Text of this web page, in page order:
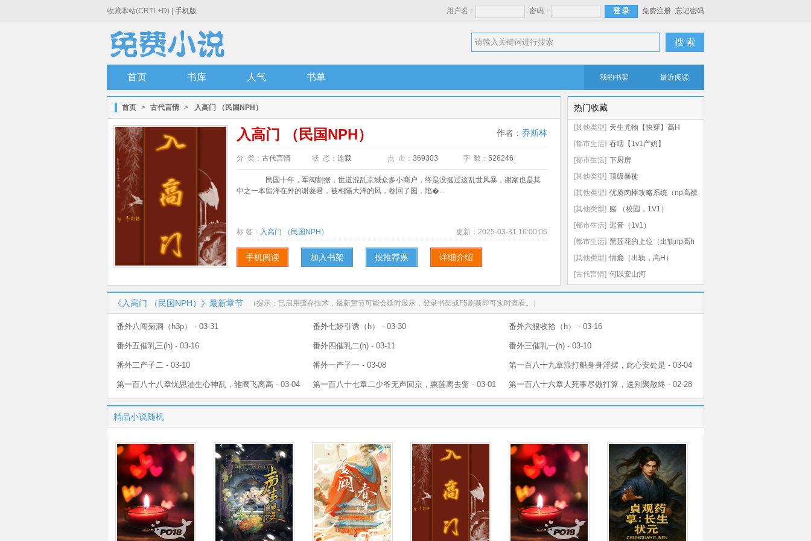
收藏本站(CRTL+D) | 手机版 用户名： 密码： 免费注册 忘记密码
搜 索
首页 书库 人气 书单 我的书架 最近阅读
首页 > 古代言情 > 入高门 （民国NPH）
入高门 （民国NPH） 作者： 乔斯林
分 类： 古代言情 状 态： 连载 点 击： 369303 字 数： 526246
民国十年，军阀割据，世道混乱京城众多小商户，终是没挺过这乱世风暴，谢家也是其
中之一本留洋在外的谢菱君，被相隔大洋的风，卷回了国，陷�...
标 签： 入高门 （民国NPH） 更新： 2025-03-31 16:00:05
手机阅读 加入书架 投推荐票 详细介绍
热门收藏
[其他类型] 天生尤物【快穿】高H
[都市生活] 吞咽【1v1产奶】
[都市生活] 下厨房
[其他类型] 顶级暴徒
[其他类型] 优质肉棒攻略系统（np高辣
文）
[其他类型] 赌 （校园，1V1）
[都市生活] 迟音（1v1）
[都市生活] 黑莲花的上位（出轨np高h
虐男）
[其他类型] 情瘾（出轨，高H）
[古代言情] 何以安山河
《入高门 （民国NPH）》最新章节 （提示：已启用缓存技术，最新章节可能会延时显示，登录书架或F5刷新即可实时查看。）
番外八闯菊洞（h3p） - 03-31 番外七娇引诱（h） - 03-30 番外六狠收拾（h） - 03-16
番外五催乳三(h) - 03-16 番外四催乳二(h) - 03-11 番外三催乳一(h) - 03-10
番外二产子二 - 03-10 番外一产子一 - 03-08 第一百八十九章浪打船身身浮摆，此心安处是 - 03-04
第一百八十八章忧思油生心神乱，雏鹰飞离高 - 03-04 第一百八十七章二少爷无声回京，惠莲离去留 - 03-01 第一百八十六章人死事尽做打算，送别聚散终 - 02-28
精品小说随机